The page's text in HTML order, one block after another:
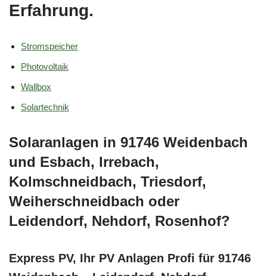
Erfahrung.
Stromspeicher
Photovoltaik
Wallbox
Solartechnik
Solaranlagen in 91746 Weidenbach
und Esbach, Irrebach,
Kolmschneidbach, Triesdorf,
Weiherschneidbach oder
Leidendorf, Nehdorf, Rosenhof?
Express PV, Ihr PV Anlagen Profi für 91746